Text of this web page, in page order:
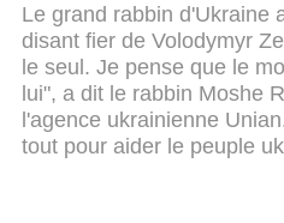
Le grand rabbin d'Ukraine
disant fier de Volodymyr
le seul. Je pense que le
lui", a dit le rabbin Moshe
l'agence ukrainienne
tout pour aider le peuple